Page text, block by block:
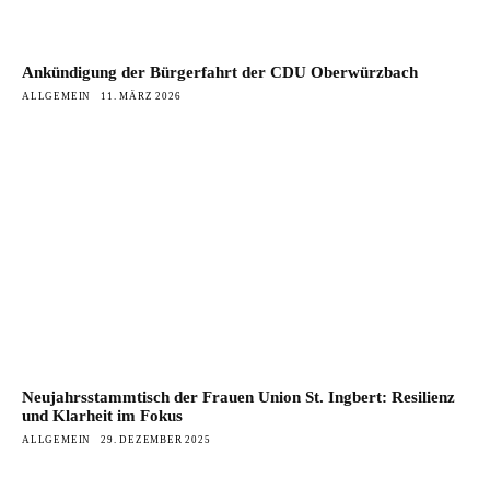
Ankündigung der Bürgerfahrt der CDU Oberwürzbach
ALLGEMEIN 11. MÄRZ 2026
Neujahrsstammtisch der Frauen Union St. Ingbert: Resilienz
und Klarheit im Fokus
ALLGEMEIN 29. DEZEMBER 2025